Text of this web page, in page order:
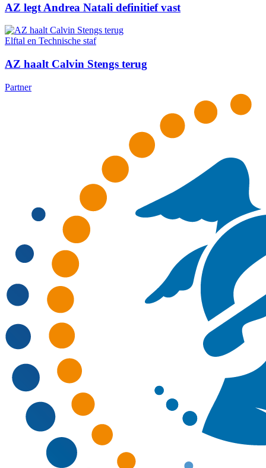
AZ legt Andrea Natali definitief vast
Elftal en Technische staf
AZ haalt Calvin Stengs terug
Partner